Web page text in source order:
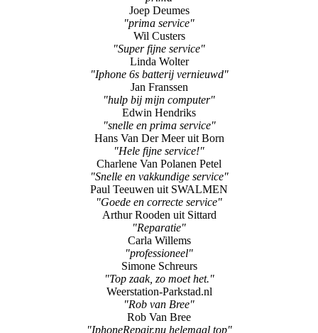
Femke Achterstraat
"snel en vakkundig"
AMPS BEHEER BV uit Sittard
"prima"
Joep Deumes
"prima service"
Wil Custers
"Super fijne service"
Linda Wolter
"Iphone 6s batterij vernieuwd"
Jan Franssen
"hulp bij mijn computer"
Edwin Hendriks
"snelle en prima service"
Hans Van Der Meer uit Born
"Hele fijne service!"
Charlene Van Polanen Petel
"Snelle en vakkundige service"
Paul Teeuwen uit SWALMEN
"Goede en correcte service"
Arthur Rooden uit Sittard
"Reparatie"
Carla Willems
"professioneel"
Simone Schreurs
"Top zaak, zo moet het."